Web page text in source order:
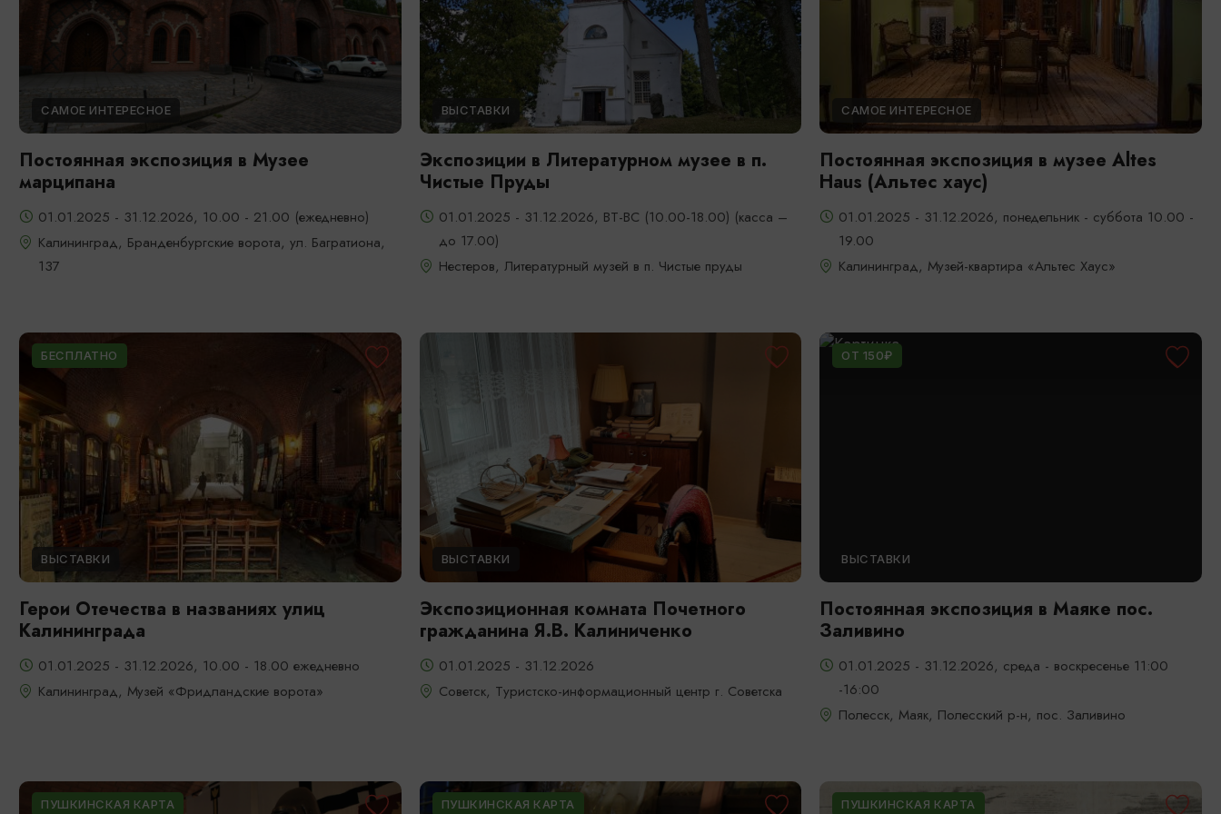
САМОЕ ИНТЕРЕСНОЕ
Постоянная экспозиция в Музее
марципана
01.01.2025 - 31.12.2026, 10.00 - 21.00 (ежедневно)
Калининград, Бранденбургские ворота, ул. Багратиона,
137
ВЫСТАВКИ
Экспозиции в Литературном музее в п.
Чистые Пруды
01.01.2025 - 31.12.2026, ВТ-ВС (10.00-18.00) (касса –
до 17.00)
Нестеров, Литературный музей в п. Чистые пруды
САМОЕ ИНТЕРЕСНОЕ
Постоянная экспозиция в музее Altes
Haus (Альтес хаус)
01.01.2025 - 31.12.2026, понедельник - суббота 10.00 -
19.00
Калининград, Музей-квартира «Альтес Хаус»
БЕСПЛАТНО
ВЫСТАВКИ
Герои Отечества в названиях улиц
Калининграда
01.01.2025 - 31.12.2026, 10.00 - 18.00 ежедневно
Калининград, Музей «Фридландские ворота»
ВЫСТАВКИ
Экспозиционная комната Почетного
гражданина Я.В. Калиниченко
01.01.2025 - 31.12.2026
Советск, Туристско-информационный центр г. Советска
ОТ 150₽
ВЫСТАВКИ
Постоянная экспозиция в Маяке пос.
Заливино
01.01.2025 - 31.12.2026, среда - воскресенье 11:00
-16:00
Полесск, Маяк, Полесский р-н, пос. Заливино
ПУШКИНСКАЯ КАРТА ПУШКИНСКАЯ КАРТА ПУШКИНСКАЯ КАРТА